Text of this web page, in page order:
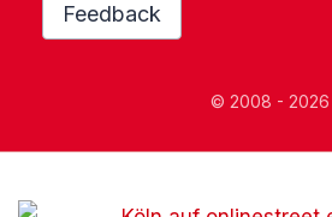
Feedback
© 2008 - 2026